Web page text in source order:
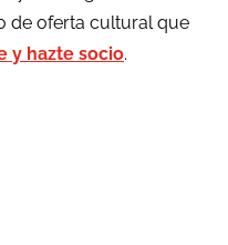
de oferta cultural que
y hazte socio.